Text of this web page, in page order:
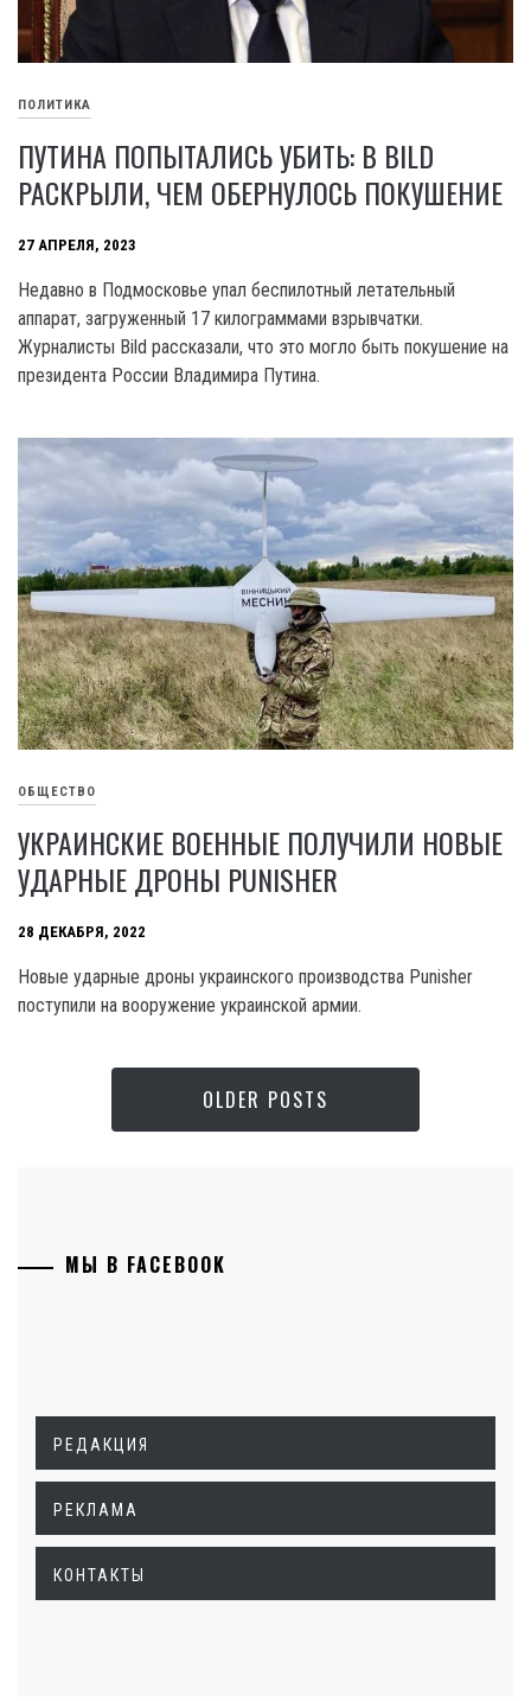
ПОЛИТИКА
ПУТИНА ПОПЫТАЛИСЬ УБИТЬ: В BILD
РАСКРЫЛИ, ЧЕМ ОБЕРНУЛОСЬ ПОКУШЕНИЕ
27 АПРЕЛЯ, 2023
Недавно в Подмосковье упал беспилотный летательный
аппарат, загруженный 17 килограммами взрывчатки.
Журналисты Bild рассказали, что это могло быть покушение на
президента России Владимира Путина.
ОБЩЕСТВО
УКРАИНСКИЕ ВОЕННЫЕ ПОЛУЧИЛИ НОВЫЕ
УДАРНЫЕ ДРОНЫ PUNISHER
28 ДЕКАБРЯ, 2022
Новые ударные дроны украинского производства Punisher
поступили на вооружение украинской армии.
OLDER POSTS
МЫ В FACEBOOK
РЕДАКЦИЯ
РЕКЛАМА
КОНТАКТЫ